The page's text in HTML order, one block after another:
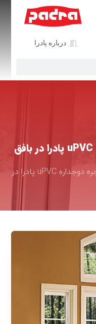
درباره پادرا
قیمت درب و پنجره دوجداره uPVC پادرا در